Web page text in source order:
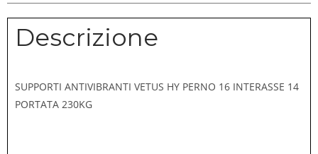
Descrizione
SUPPORTI ANTIVIBRANTI VETUS HY PERNO 16 INTERASSE 14
PORTATA 230KG